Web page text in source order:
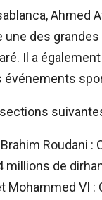
Ahmed
des
Il a
Roudani
millions de
Mohammed VI